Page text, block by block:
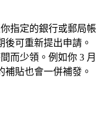
指定的銀行或郵局帳
後可重新提出申請。
而少領。例如你 3 月
補貼也會一併補發。